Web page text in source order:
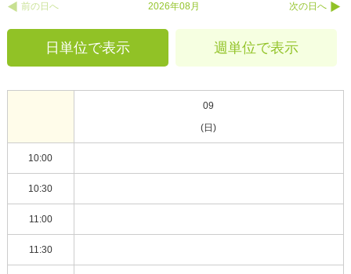
前の日へ 2026年08月 次の日へ
週単位で表示
日単位で表示
09
(日)
10:00
10:30
11:00
11:30